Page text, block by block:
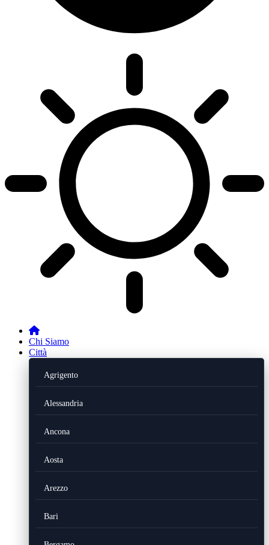
Chi Siamo
Città
Agrigento
Alessandria
Ancona
Aosta
Arezzo
Bari